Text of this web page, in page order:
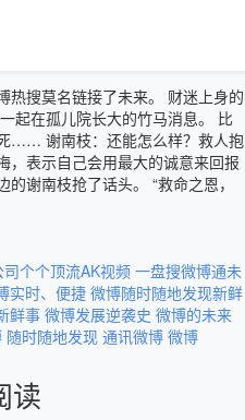
热搜莫名链接了未来。 财迷上身的
起在孤儿院长大的竹马消息。 比
…… 谢南枝：还能怎么样？救人抱
，表示自己会用最大的诚意来回报
谢南枝抢了话头。 “救命之恩，
个个顶流AK视频一盘搜微博通未
实时、便捷 微博随时随地发现新鲜
鲜事 微博发展逆袭史 微博的未来
随时随地发现 通讯微博 微博
读